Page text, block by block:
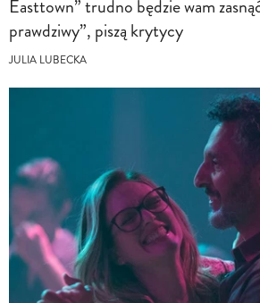
Easttown” trudno będzie wam
prawdziwy”, piszą krytycy
JULIA LUBECKA